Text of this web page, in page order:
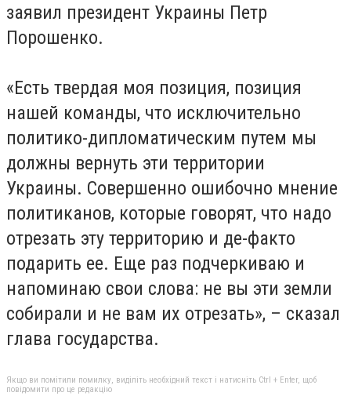
заявил президент Украины Петр
Порошенко.
«Есть твердая моя позиция, позиция
нашей команды, что исключительно
политико-дипломатическим путем мы
должны вернуть эти территории
Украины. Совершенно ошибочно мнение
политиканов, которые говорят, что надо
отрезать эту территорию и де-факто
подарить ее. Еще раз подчеркиваю и
напоминаю свои слова: не вы эти земли
собирали и не вам их отрезать», – сказал
глава государства.
Якщо ви помітили помилку, виділіть необхідний текст і натисніть Ctrl + Enter, щоб
повідомити про це редакцію